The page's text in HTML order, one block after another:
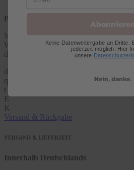
Pflege
Wir möchten, dass du lange Zeit Freude
Wäsche hast. Beachte bitte deshalb
dem Einnähetikett am Produkt.
d
q
t
E
K
Versand & Rückgabe
VERSAND & LIEFERZEIT
Innerhalb Deutschlands
Keine Datenweitergabe an Dritte.
jederzeit möglich. Hier
unsere
Nein, danke.